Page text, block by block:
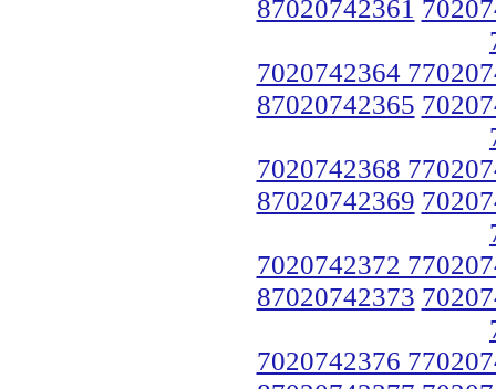
87020742361
7020742364
87020742365
7020742368
87020742369
7020742372
87020742373
7020742376